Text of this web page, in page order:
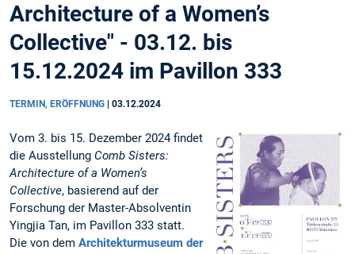
Architecture of a Women’s
Collective" - 03.12. bis
15.12.2024 im Pavillon 333
TERMIN, ERÖFFNUNG 03.12.2024
Vom 3. bis 15. Dezember 2024 findet
die Ausstellung Comb Sisters:
Architecture of a Women’s
Collective, basierend auf der
Forschung der Master-Absolventin
Yingjia Tan, im Pavillon 333 statt.
Die von dem Architekturmuseum der